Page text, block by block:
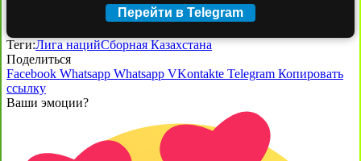
Перейти в Telegram
Теги:Лига нацийСборная Казахстана
Поделиться
Facebook Whatsapp Whatsapp VKontakte Telegram Копировать
ссылку
Ваши эмоции?